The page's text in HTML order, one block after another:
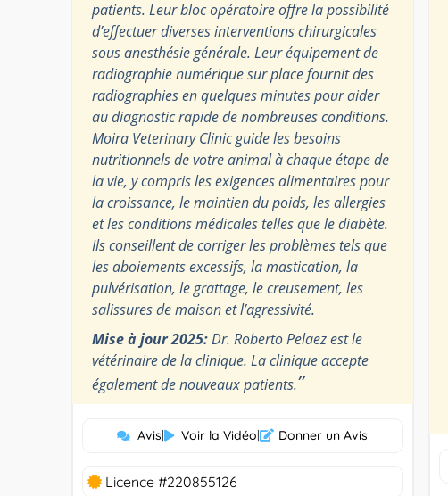
patients. Leur bloc opératoire offre la possibilité
d’effectuer diverses interventions chirurgicales
sous anesthésie générale. Leur équipement de
radiographie numérique sur place fournit des
radiographies en quelques minutes pour aider
au diagnostic rapide de nombreuses conditions.
Moira Veterinary Clinic guide les besoins
nutritionnels de votre animal à chaque étape de
la vie, y compris les exigences alimentaires pour
la croissance, le maintien du poids, les allergies
et les conditions médicales telles que le diabète.
Ils conseillent de corriger les problèmes tels que
les aboiements excessifs, la mastication, la
pulvérisation, le grattage, le creusement, les
salissures de maison et l’agressivité.
Mise à jour 2025:Dr. Roberto Pelaez est le
vétérinaire de la clinique. La clinique accepte
également de nouveaux patients.”
Avis| Voir la Vidéo| Donner un Avis
Licence #220855126